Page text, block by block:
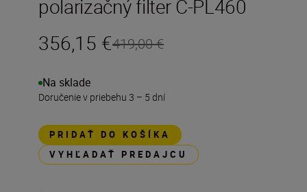
polarizačný filter C-PL460
356,15 €419,00 €
Na sklade
Doručenie v priebehu 3 – 5 dní
PRIDAŤ DO KOŠÍKA
VYHĽADAŤ PREDAJCU